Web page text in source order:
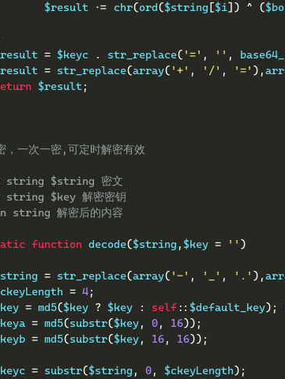
			$result
.= chr(ord($string [$i]) ^ (
$result
= $keyc . str_replace( '=' , '' ,
$result
= str_replace(array( '+' , '/' , '=' ),
$result;
，一次一密,可定时解密有效
string $string 密文
string $key 解密密钥
string 解密后的内容
function decode($string , $key = '' )
$string
= str_replace(array( '-' , '_' , '.' ),
$ckeyLength
= 4;
$key
= md5($key ? $key : self :: $default_key);
$keya
= md5(substr($key, 0, 16));
$keyb
= md5(substr($key, 16, 16));
$keyc
= substr($string , 0, $ckeyLength);